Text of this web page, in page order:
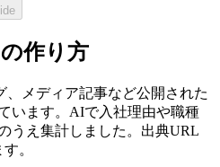
作り方
、メディア記事など公開された
います。AIで入社理由や職種
うえ集計しました。出典URL
。